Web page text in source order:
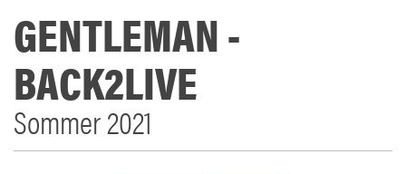
GENTLEMAN -
BACK2LIVE
Sommer 2021